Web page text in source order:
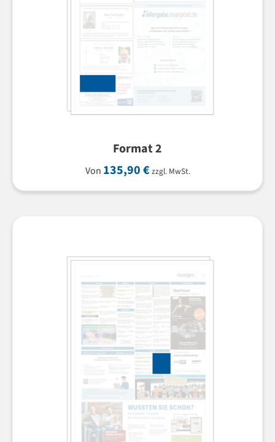
Format 2
Von 135,90€ zzgl. MwSt.